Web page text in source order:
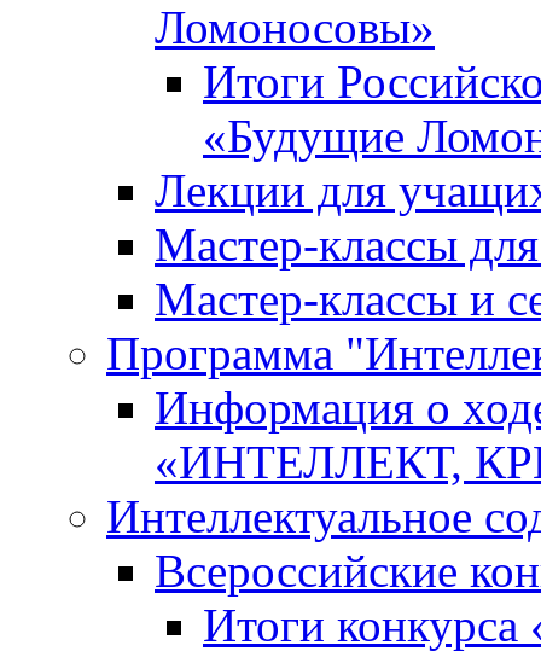
Ломоносовы»
Итоги
«Будущие
Лекции для
Мастер-классы
Мастер-классы и
Программа
Информация о
«ИНТЕЛЛЕКТ,
Интеллектуальное
Всероссийские
Итоги конкурса